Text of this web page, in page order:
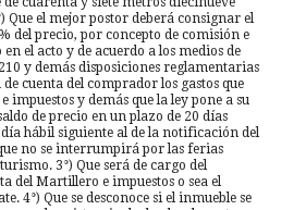
Que el mejor postor deberá consignar el
del precio, por concepto de comisión e
el acto y de acuerdo a los medios de
y demás disposiciones reglamentarias
cuenta del comprador los gastos que
impuestos y demás que la ley pone a su
de precio en un plazo de 20 días
hábil siguiente al de la notificación del
no se interrumpirá por las ferias
3°) Que será de cargo del
del Martillero e impuestos o sea el
4°) Que se desconoce si el inmueble se